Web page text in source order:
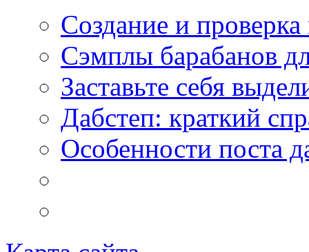
Создание и
Сэмплы барабанов
Заставьте себя
Дабстеп: краткий
Особенности поста